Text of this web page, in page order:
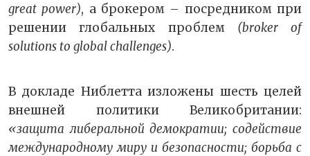
great power), а брокером – посредником при
решении глобальных проблем (broker of
solutions to global challenges).
В докладе Ниблетта изложены шесть целей
внешней политики Великобритании:
«защита либеральной демократии; содействие
международному миру и безопасности; борьба с